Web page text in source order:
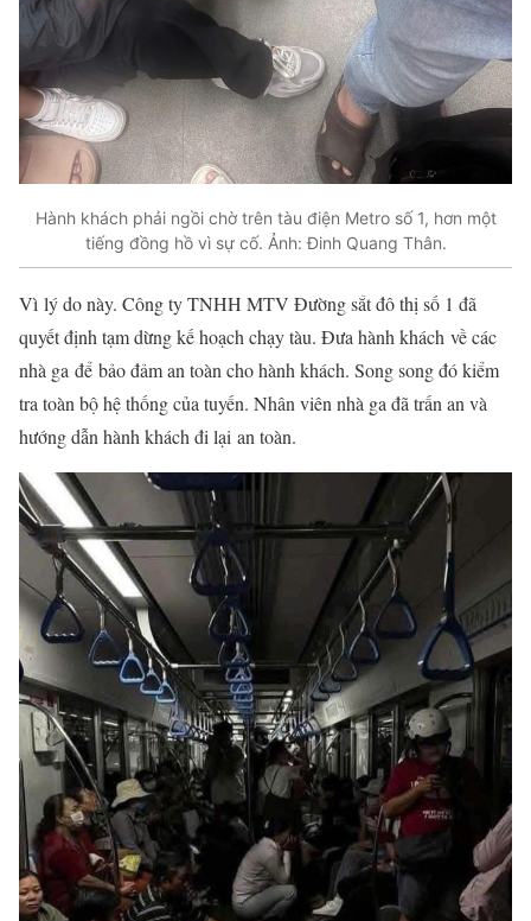
Hành khách phải ngồi chờ trên tàu điện Metro số 1, hơn một
tiếng đồng hồ vì sự cố. Ảnh: Đinh Quang Thân.
Vì lý donày. Công ty TNHH MTV Đường sắt đô thị số 1 đã
quyết định tạm dừngkế hoạch chạy tàu. Đưa hành khách về các
nhà ga để bảo đảman toàn cho hành khách. Song song đó kiểm
tra toàn bộ hệ thống của tuyến. Nhân viên nhà ga đã trấn an và
hướng dẫn hành khách đi lại an toàn.